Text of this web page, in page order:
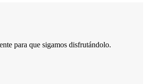
para que sigamos disfrutándolo.